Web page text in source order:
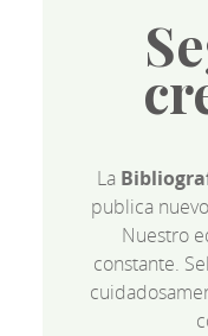
La
publica
Nuestro
constante.